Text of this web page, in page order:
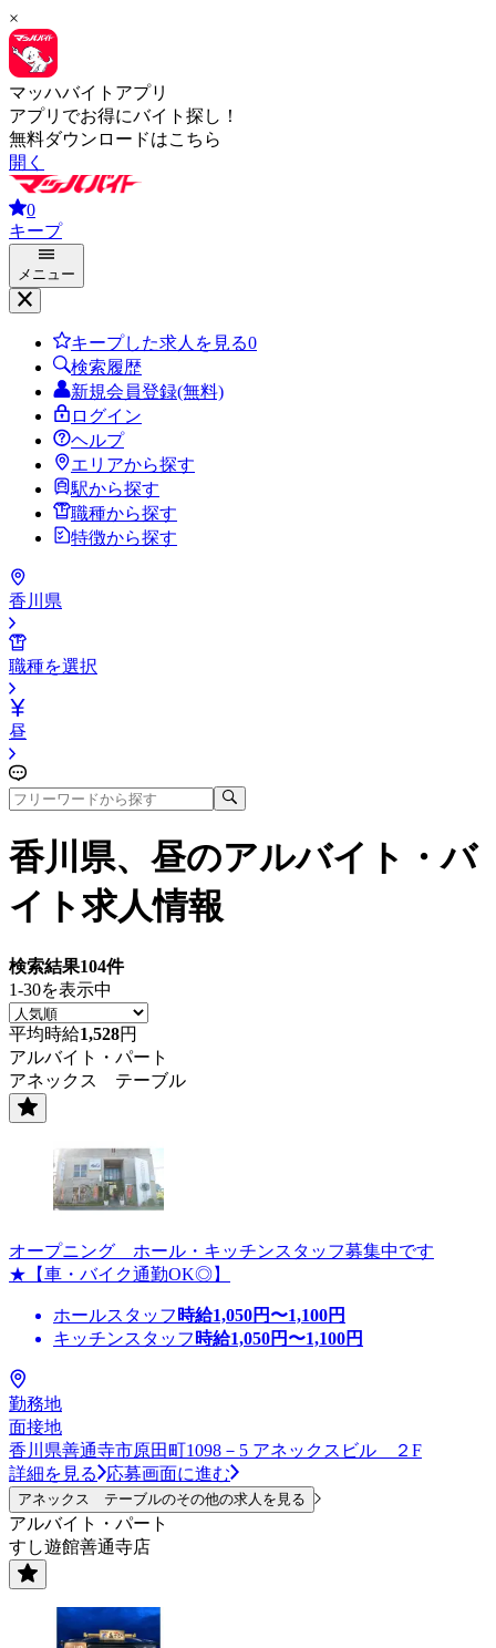
×
マッハバイトアプリ
アプリでお得にバイト探し！
無料ダウンロードはこちら
開く
0
キープ
メニュー
キープした求人を見る0
検索履歴
新規会員登録(無料)
ログイン
ヘルプ
エリアから探す
駅から探す
職種から探す
特徴から探す
香川県
職種を選択
昼
香川県、昼のアルバイト・バ
イト求人情報
検索結果104件
1-30を表示中
平均時給1,528円
アルバイト・パート
アネックス テーブル
オープニング ホール・キッチンスタッフ募集中です
★【車・バイク通勤OK◎】
ホールスタッフ 時給1,050円〜1,100円
キッチンスタッフ 時給1,050円〜1,100円
勤務地
面接地
香川県善通寺市原田町1098－5 アネックスビル ２F
詳細を見る
応募画面に進む
アネックス テーブルのその他の求人を見る
アルバイト・パート
すし遊館善通寺店